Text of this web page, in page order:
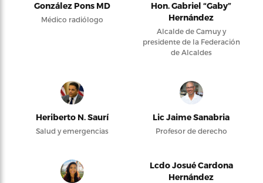
González Pons MD
Médico radiólogo
Hon. Gabriel “Gaby”
Hernández
Alcalde de Camuy y
presidente de la Federación
de Alcaldes
Heriberto N. Saurí
Salud y emergencias
Lic Jaime Sanabria
Profesor de derecho
Lcdo Josué Cardona
Hernández